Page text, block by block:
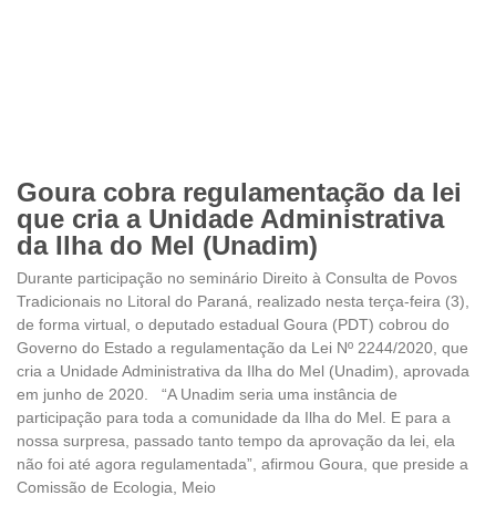
Goura cobra regulamentação da lei
que cria a Unidade Administrativa
da Ilha do Mel (Unadim)
Durante participação no seminário Direito à Consulta de Povos
Tradicionais no Litoral do Paraná, realizado nesta terça-feira (3),
de forma virtual, o deputado estadual Goura (PDT) cobrou do
Governo do Estado a regulamentação da Lei Nº 2244/2020, que
cria a Unidade Administrativa da Ilha do Mel (Unadim), aprovada
em junho de 2020. “A Unadim seria uma instância de
participação para toda a comunidade da Ilha do Mel. E para a
nossa surpresa, passado tanto tempo da aprovação da lei, ela
não foi até agora regulamentada”, afirmou Goura, que preside a
Comissão de Ecologia, Meio